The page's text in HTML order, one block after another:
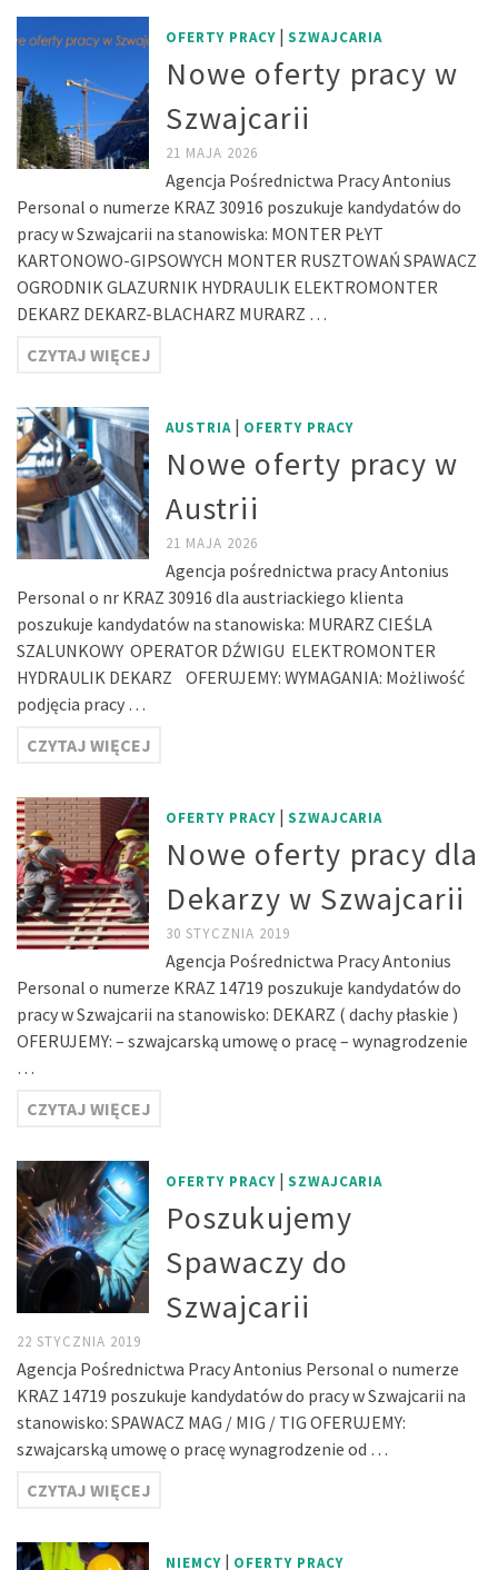
OFERTY PRACY |SZWAJCARIA
Nowe oferty pracy w
Szwajcarii
21 MAJA 2026
Agencja Pośrednictwa Pracy Antonius
Personal o numerze KRAZ 30916 poszukuje kandydatów do
pracy w Szwajcarii na stanowiska: MONTER PŁYT
KARTONOWO-GIPSOWYCH MONTER RUSZTOWAŃ SPAWACZ
OGRODNIK GLAZURNIK HYDRAULIK ELEKTROMONTER
DEKARZ DEKARZ-BLACHARZ MURARZ …
CZYTAJ WIĘCEJ
AUSTRIA | OFERTY PRACY
Nowe oferty pracy w
Austrii
21 MAJA 2026
Agencja pośrednictwa pracy Antonius
Personal o nr KRAZ 30916 dla austriackiego klienta
poszukuje kandydatów na stanowiska: MURARZ CIEŚLA
SZALUNKOWY OPERATOR DŹWIGU ELEKTROMONTER
HYDRAULIK DEKARZ OFERUJEMY: WYMAGANIA: Możliwość
podjęcia pracy …
CZYTAJ WIĘCEJ
OFERTY PRACY |SZWAJCARIA
Nowe oferty pracy dla
Dekarzy w Szwajcarii
30 STYCZNIA 2019
Agencja Pośrednictwa Pracy Antonius
Personal o numerze KRAZ 14719 poszukuje kandydatów do
pracy w Szwajcarii na stanowisko: DEKARZ ( dachy płaskie )
OFERUJEMY: – szwajcarską umowę o pracę – wynagrodzenie
…
CZYTAJ WIĘCEJ
OFERTY PRACY |SZWAJCARIA
Poszukujemy
Spawaczy do
Szwajcarii
22 STYCZNIA 2019
Agencja Pośrednictwa Pracy Antonius Personal o numerze
KRAZ 14719 poszukuje kandydatów do pracy w Szwajcarii na
stanowisko: SPAWACZ MAG / MIG / TIG OFERUJEMY:
szwajcarską umowę o pracę wynagrodzenie od …
CZYTAJ WIĘCEJ
NIEMCY | OFERTY PRACY